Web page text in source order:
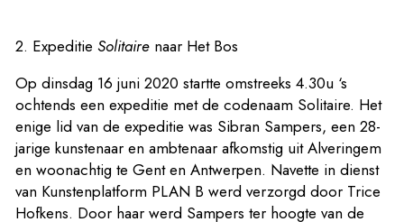
2. Expeditie Solitaire naar Het Bos
Op dinsdag 16 juni 2020 startte omstreeks 4.30u ‘s
ochtends een expeditie met de codenaam Solitaire. Het
enige lid van de expeditie was Sibran Sampers, een 28-
jarige kunstenaar en ambtenaar afkomstig uit Alveringem
en woonachtig te Gent en Antwerpen. Navette in dienst
van Kunstenplatform PLAN B werd verzorgd door Trice
Hofkens. Door haar werd Sampers ter hoogte van de